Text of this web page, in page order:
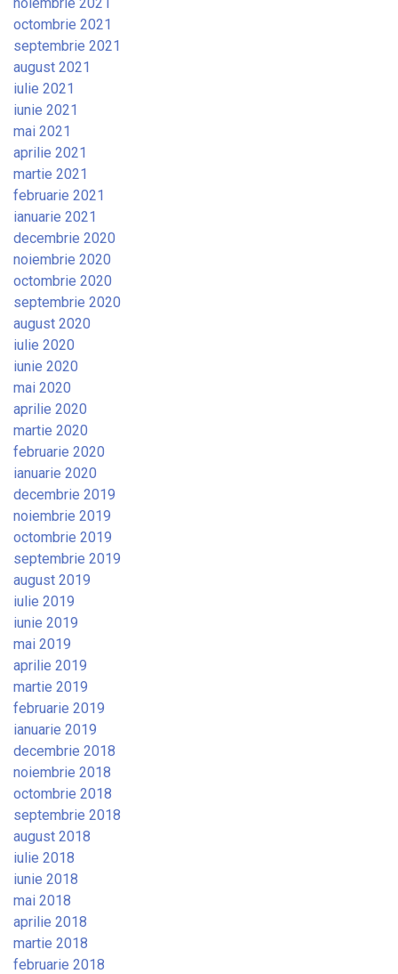
octombrie 2021
septembrie 2021
august 2021
iulie 2021
iunie 2021
mai 2021
aprilie 2021
martie 2021
februarie 2021
ianuarie 2021
decembrie 2020
noiembrie 2020
octombrie 2020
septembrie 2020
august 2020
iulie 2020
iunie 2020
mai 2020
aprilie 2020
martie 2020
februarie 2020
ianuarie 2020
decembrie 2019
noiembrie 2019
octombrie 2019
septembrie 2019
august 2019
iulie 2019
iunie 2019
mai 2019
aprilie 2019
martie 2019
februarie 2019
ianuarie 2019
decembrie 2018
noiembrie 2018
octombrie 2018
septembrie 2018
august 2018
iulie 2018
iunie 2018
mai 2018
aprilie 2018
martie 2018
februarie 2018